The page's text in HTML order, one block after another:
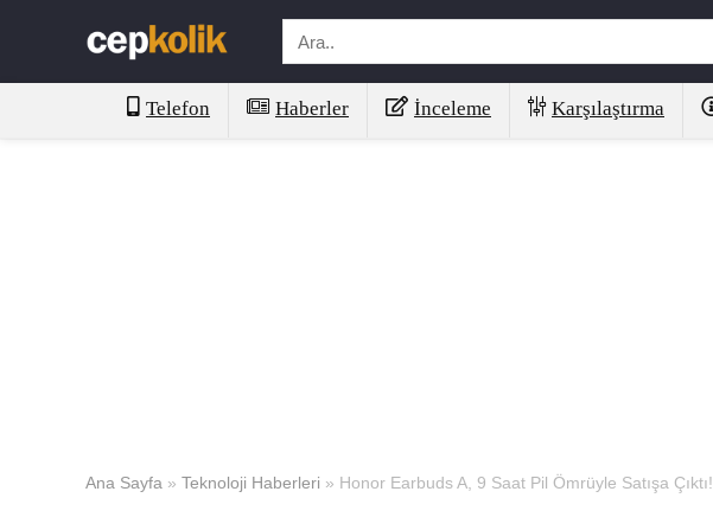
Telefon Haberler İnceleme Karşılaştırma
Ana Sayfa » Teknoloji Haberleri » Honor Earbuds A, 9 Saat Pil Ömrüyle Satışa Çıktı!